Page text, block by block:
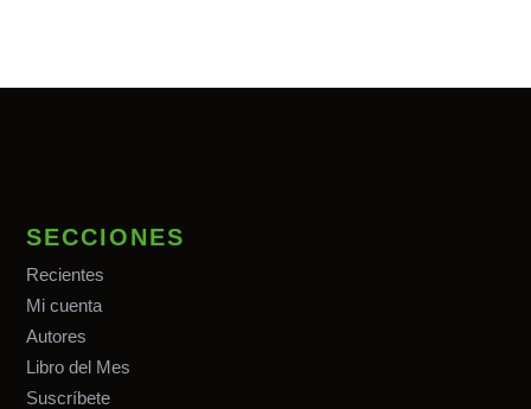
SECCIONES
Recientes
Mi cuenta
Autores
Libro del Mes
Suscríbete